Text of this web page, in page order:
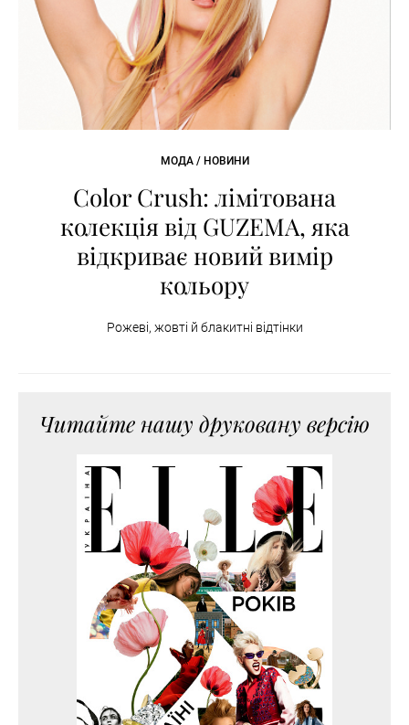
МОДА / НОВИНИ
Color Crush: лімітована
колекція від GUZEMA, яка
відкриває новий вимір
кольору
Рожеві, жовті й блакитні відтінки
Читайте нашу друковану версію